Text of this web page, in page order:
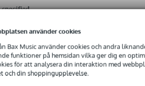
använder cookies
Bax Music använder cookies och andra
funktioner på hemsidan vilka ger dig en
för att analysera din interaktion med
och din shoppingupplevelse.
specified
17,9 kHz
Watt